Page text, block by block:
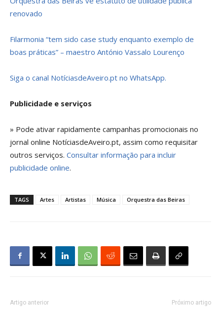
renovado
Filarmonia “tem sido case study enquanto exemplo de
boas práticas” – maestro António Vassalo Lourenço
Siga o canal NotíciasdeAveiro.pt no WhatsApp.
Publicidade e serviços
» Pode ativar rapidamente campanhas promocionais no
jornal online NotíciasdeAveiro.pt, assim como requisitar
outros serviços. Consultar informação para incluir
publicidade online.
TAGS Artes Artistas Música Orquestra das Beiras
Artigo anterior Próximo artigo